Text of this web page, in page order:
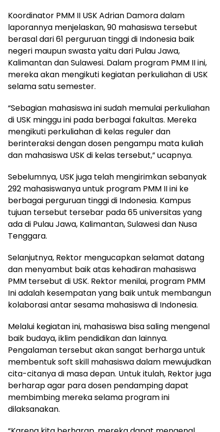
Koordinator PMM II USK Adrian Damora dalam
laporannya menjelaskan, 90 mahasiswa tersebut
berasal dari 61 perguruan tinggi di Indonesia baik
negeri maupun swasta yaitu dari Pulau Jawa,
Kalimantan dan Sulawesi. Dalam program PMM II ini,
mereka akan mengikuti kegiatan perkuliahan di USK
selama satu semester.
“Sebagian mahasiswa ini sudah memulai perkuliahan
di USK minggu ini pada berbagai fakultas. Mereka
mengikuti perkuliahan di kelas reguler dan
berinteraksi dengan dosen pengampu mata kuliah
dan mahasiswa USK di kelas tersebut,” ucapnya.
Sebelumnya, USK juga telah mengirimkan sebanyak
292 mahasiswanya untuk program PMM II ini ke
berbagai perguruan tinggi di Indonesia. Kampus
tujuan tersebut tersebar pada 65 universitas yang
ada di Pulau Jawa, Kalimantan, Sulawesi dan Nusa
Tenggara.
Selanjutnya, Rektor mengucapkan selamat datang
dan menyambut baik atas kehadiran mahasiswa
PMM tersebut di USK. Rektor menilai, program PMM
Ini adalah kesempatan yang baik untuk membangun
kolaborasi antar sesama mahasiswa di Indonesia.
Melalui kegiatan ini, mahasiswa bisa saling mengenal
baik budaya, iklim pendidikan dan lainnya.
Pengalaman tersebut akan sangat berharga untuk
membentuk soft skill mahasiswa dalam mewujudkan
cita-citanya di masa depan. Untuk itulah, Rektor juga
berharap agar para dosen pendamping dapat
membimbing mereka selama program ini
dilaksanakan.